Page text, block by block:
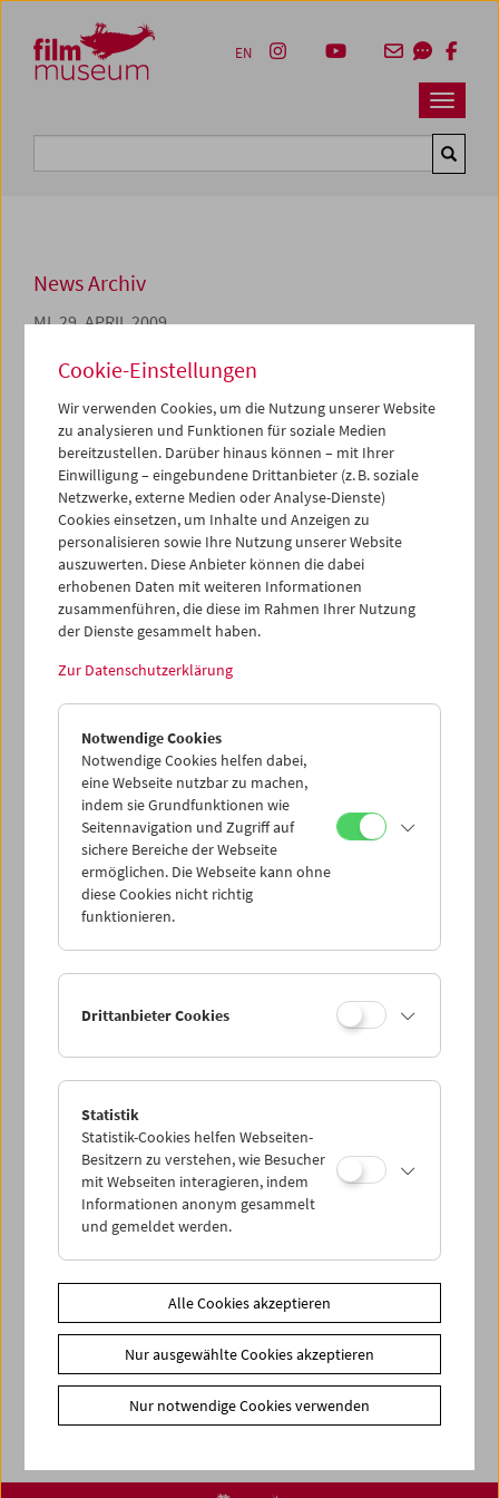
Zum Inhalt
Zum Hauptmenü
Zur Servicenavigation
Zum Suche
Navbar
EN
News Archiv
MI, 29. APRIL 2009
Der Nachlass von Goswin
Dörfler
Die über mehr als sechs Jahrzehnte gewachsene
Sammlung des im August 2008 verstorbenen
Filmhistorikers und -kritikers Goswin M. Dörfler blieb
dadurch gesamthaft erhalten. Nach Einschätzung der
Archivare und unabhängiger Antiquare stellte sie eine der
letzten "freien" Privatsammlungen dieser
Größenordnung und histo­rischen Tiefe dar, die noch
nicht von öffentlichen ­Archiven übernommen waren.
Share on
News
News Archiv
Newsletter
Fotos unserer Gäste
Gästebuch
Trailer
Cookie-Einstellungen
Wir verwenden Cookies, um die Nutzung unserer Website
zu analysieren und Funktionen für soziale Medien
bereitzustellen. Darüber hinaus können – mit Ihrer
Einwilligung – eingebundene Drittanbieter (z. B. soziale
Netzwerke, externe Medien oder Analyse-Dienste)
Cookies einsetzen, um Inhalte und Anzeigen zu
personalisieren sowie Ihre Nutzung unserer Website
auszuwerten. Diese Anbieter können die dabei
erhobenen Daten mit weiteren Informationen
zusammenführen, die diese im Rahmen Ihrer Nutzung
der Dienste gesammelt haben.
Zur Datenschutzerklärung
Notwendige Cookies
Notwendige Cookies helfen dabei,
eine Webseite nutzbar zu machen,
indem sie Grundfunktionen wie
Seitennavigation und Zugriff auf
sichere Bereiche der Webseite
ermöglichen. Die Webseite kann ohne
diese Cookies nicht richtig
funktionieren.
Drittanbieter Cookies
Statistik
Statistik-Cookies helfen Webseiten-
Besitzern zu verstehen, wie Besucher
mit Webseiten interagieren, indem
Informationen anonym gesammelt
und gemeldet werden.
Alle Cookies akzeptieren
Nur ausgewählte Cookies akzeptieren
Nur notwendige Cookies verwenden